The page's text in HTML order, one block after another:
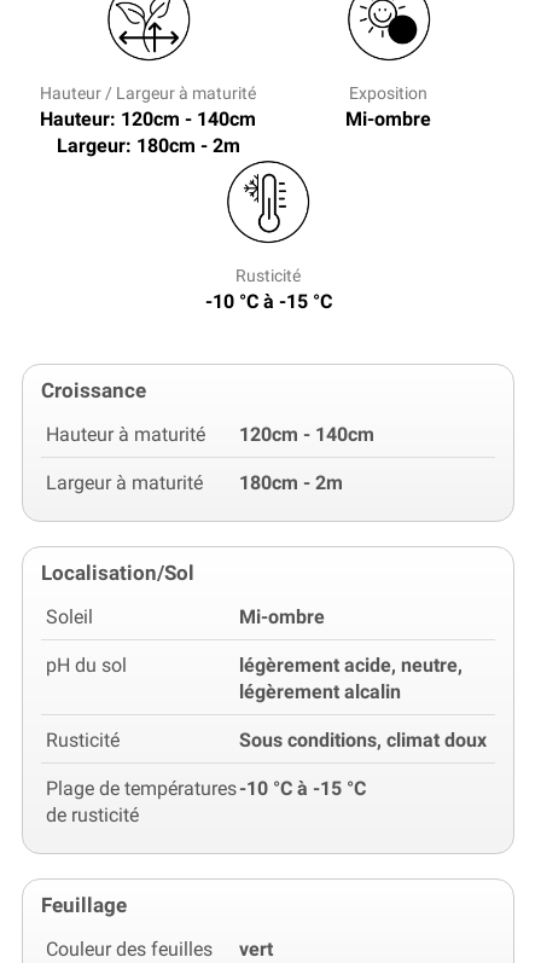
Hauteur / Largeur à maturité
Hauteur: 120cm - 140cm
Largeur: 180cm - 2m
Exposition
Mi-ombre
Rusticité
-10 °C à -15 °C
Croissance
Hauteur à maturité 120cm - 140cm
Largeur à maturité 180cm - 2m
Localisation/Sol
Soleil Mi-ombre
pH du sol
légèrement acide, neutre,
légèrement alcalin
Rusticité Sous conditions, climat doux
Plage de températures
de rusticité
-10 °C à -15 °C
Feuillage
Couleur des feuilles vert